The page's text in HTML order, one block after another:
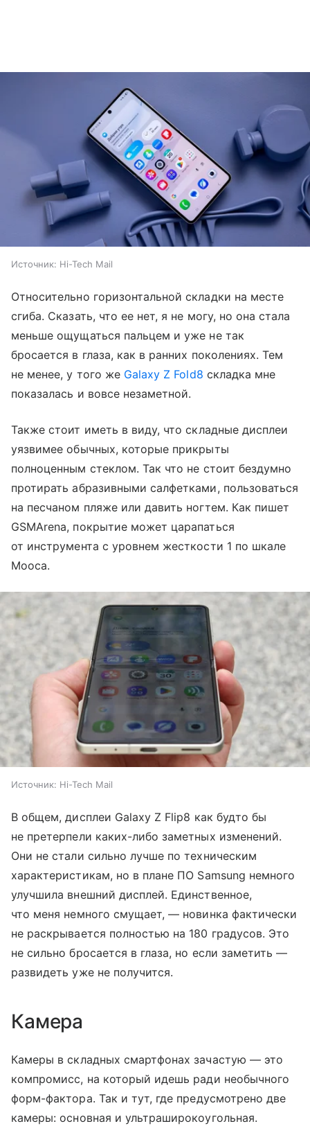
Источник: Hi-Tech Mail
Относительно горизонтальной складки на месте
сгиба. Сказать, что ее нет, я не могу, но она стала
меньше ощущаться пальцем и уже не так
бросается в глаза, как в ранних поколениях. Тем
не менее, у того же Galaxy Z Fold8 складка мне
показалась и вовсе незаметной.
Также стоит иметь в виду, что складные дисплеи
уязвимее обычных, которые прикрыты
полноценным стеклом. Так что не стоит бездумно
протирать абразивными салфетками, пользоваться
на песчаном пляже или давить ногтем. Как пишет
GSMArena, покрытие может царапаться
от инструмента с уровнем жесткости 1 по шкале
Мооса.
Источник: Hi-Tech Mail
В общем, дисплеи Galaxy Z Flip8 как будто бы
не претерпели каких-либо заметных изменений.
Они не стали сильно лучше по техническим
характеристикам, но в плане ПО Samsung немного
улучшила внешний дисплей. Единственное,
что меня немного смущает, — новинка фактически
не раскрывается полностью на 180 градусов. Это
не сильно бросается в глаза, но если заметить —
развидеть уже не получится.
Камера
Камеры в складных смартфонах зачастую — это
компромисс, на который идешь ради необычного
форм-фактора. Так и тут, где предусмотрено две
камеры: основная и ультраширокоугольная.